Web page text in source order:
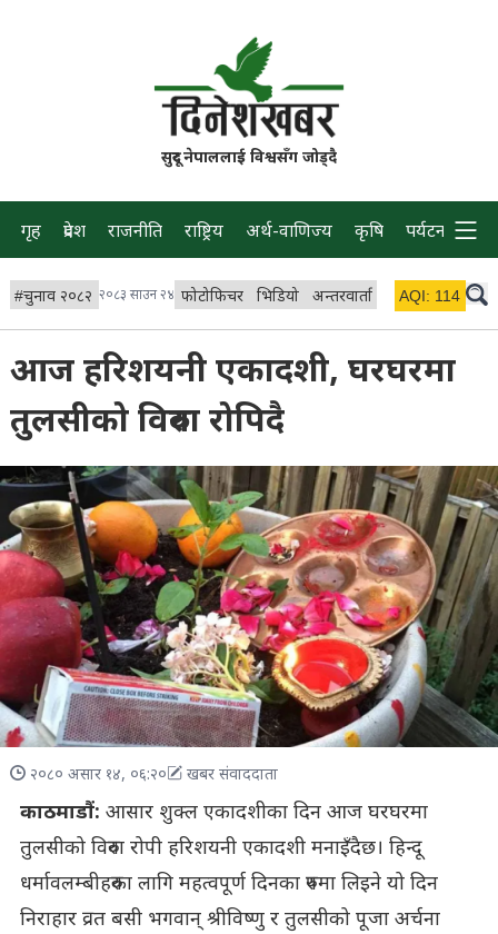
सुदूर नेपाललाई विश्वसँग जोड्दै
गृह प्रदेश राजनीति राष्ट्रिय अर्थ-वाणिज्य कृषि पर्यटन प्रवास
#चुनाव २०८२ २०८३ साउन २४ फोटोफिचर भिडियो अन्तरवार्ता विचार/ब्लग
AQI: 114
आज हरिशयनी एकादशी, घरघरमा
तुलसीको विरुवा रोपिदै
२०८० असार १४, ०६:२० खबर संवाददाता
काठमाडौं: आसार शुक्ल एकादशीका दिन आज घरघरमा
तुलसीको विरुवा रोपी हरिशयनी एकादशी मनाइँदैछ। हिन्दू
धर्मावलम्बीहरुका लागि महत्वपूर्ण दिनका रुपमा लिइने यो दिन
निराहार व्रत बसी भगवान् श्रीविष्णु र तुलसीको पूजा अर्चना